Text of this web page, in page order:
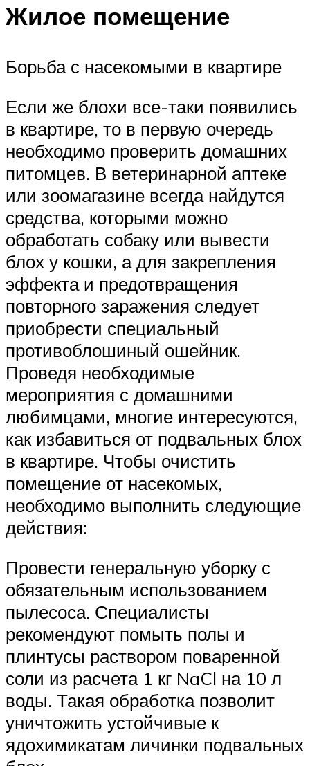
Жилое помещение
Борьба с насекомыми в квартире
Если же блохи все-таки появились
в квартире, то в первую очередь
необходимо проверить домашних
питомцев. В ветеринарной аптеке
или зоомагазине всегда найдутся
средства, которыми можно
обработать собаку или вывести
блох у кошки, а для закрепления
эффекта и предотвращения
повторного заражения следует
приобрести специальный
противоблошиный ошейник.
Проведя необходимые
мероприятия с домашними
любимцами, многие интересуются,
как избавиться от подвальных блох
в квартире. Чтобы очистить
помещение от насекомых,
необходимо выполнить следующие
действия:
Провести генеральную уборку с
обязательным использованием
пылесоса. Специалисты
рекомендуют помыть полы и
плинтусы раствором поваренной
соли из расчета 1 кг NaCl на 10 л
воды. Такая обработка позволит
уничтожить устойчивые к
ядохимикатам личинки подвальных